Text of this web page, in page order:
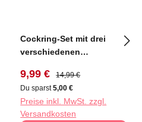
Cockring-Set mit drei
verschiedenen
Verkaufspreis:
9,99 € Regulärer Preis:
14,99 €
Du sparst5,00 €
Preise inkl. MwSt. zzgl.
Versandkosten